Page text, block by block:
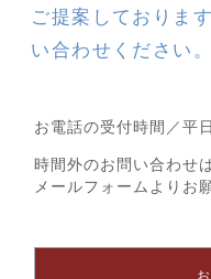
ご提案しておりま
い合わせください。
お電話の受付時間／平
時間外のお問い合わせは
メールフォームよりお